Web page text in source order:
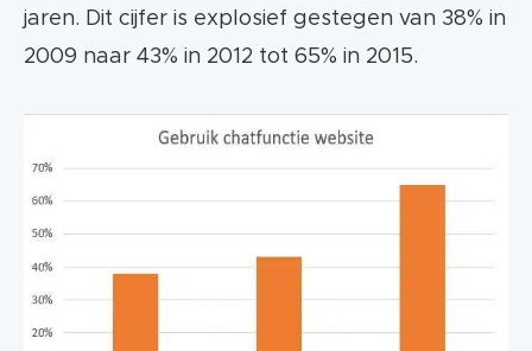
managen van de chatfunctie op je
website.
Kosteneffectief
Vooral millennials lopen voorop in het
omarmen van live chat, messaging apps en
jaren. Dit cijfer is explosief gestegen van 38% in
2009 naar 43% in 2012 tot 65% in 2015.